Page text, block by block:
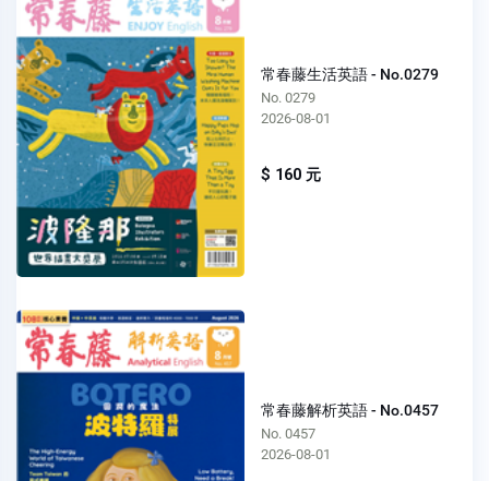
常春藤生活英語 - No.0279
No. 0279
2026-08-01
$ 160 元
常春藤解析英語 - No.0457
No. 0457
2026-08-01